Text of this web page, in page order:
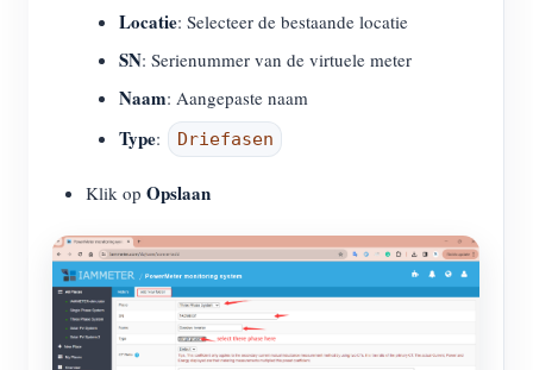
Locatie: Selecteer de bestaande locatie
SN: Serienummer van de virtuele meter
Naam: Aangepaste naam
Type: Driefasen
Klik op Opslaan